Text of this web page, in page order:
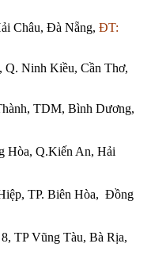
Châu, Đà Nẵng, ĐT:
Q. Ninh Kiều, Cần Thơ,
TDM, Bình Dương,
Hòa, Q.Kiến An, Hải
TP. Biên Hòa, Đồng
TP Vũng Tàu, Bà Rịa,